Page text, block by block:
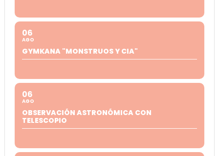
06
AGO
GYMKANA "MONSTRUOS Y CIA"
06
AGO
OBSERVACIÓN ASTRONÓMICA CON
TELESCOPIO